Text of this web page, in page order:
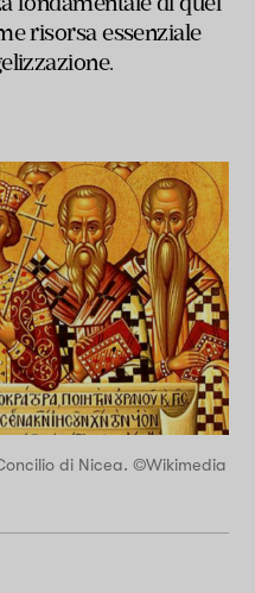
risorsa essenziale
di Nicea. ©Wikimedia